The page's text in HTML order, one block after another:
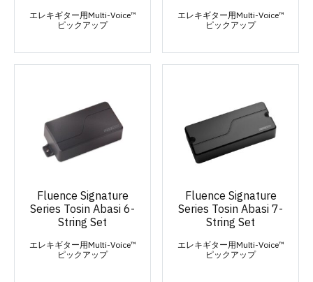
エレキギター用Multi-Voice™
ピックアップ
エレキギター用Multi-Voice™
ピックアップ
Fluence Signature
Series Tosin Abasi 6-
String Set
エレキギター用Multi-Voice™
ピックアップ
Fluence Signature
Series Tosin Abasi 7-
String Set
エレキギター用Multi-Voice™
ピックアップ